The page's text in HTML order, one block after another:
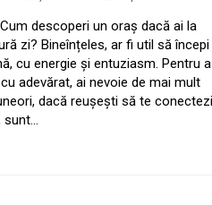
descoperi un oraș dacă ai la
zi? Bineînțeles, ar fi util să începi
cu energie și entuziasm. Pentru a
adevărat, ai nevoie de mai mult
dacă reușești să te conectezi
sunt…